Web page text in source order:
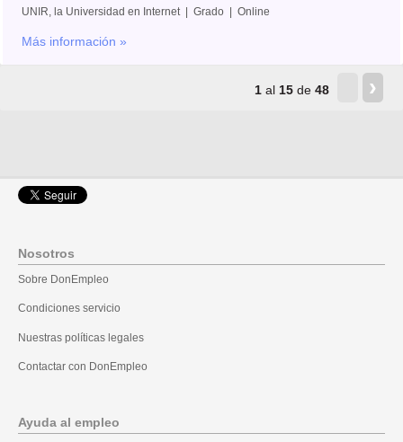
UNIR, la Universidad en Internet | Grado | Online
Más información »
1 al 15 de48 ›
Nosotros
Sobre DonEmpleo
Condiciones servicio
Nuestras políticas legales
Contactar con DonEmpleo
Ayuda al empleo